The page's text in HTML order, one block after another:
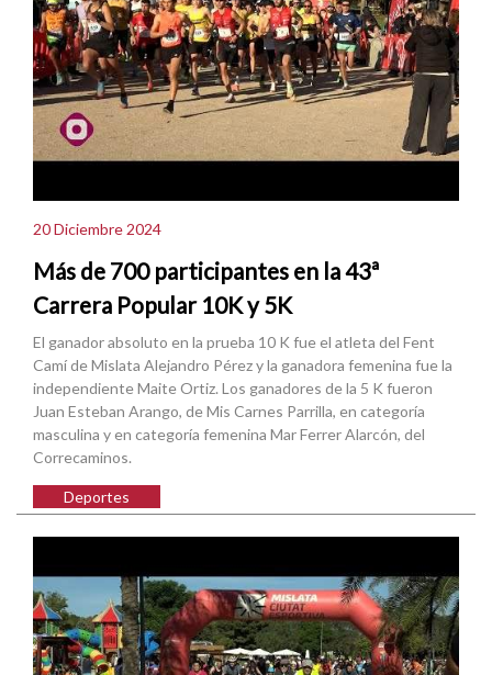
20 Diciembre 2024
Más de 700 participantes en la 43ª
Carrera Popular 10K y 5K
El ganador absoluto en la prueba 10 K fue el atleta del Fent
Camí de Mislata Alejandro Pérez y la ganadora femenina fue la
independiente Maite Ortiz. Los ganadores de la 5 K fueron
Juan Esteban Arango, de Mis Carnes Parrilla, en categoría
masculina y en categoría femenina Mar Ferrer Alarcón, del
Correcaminos.
Deportes